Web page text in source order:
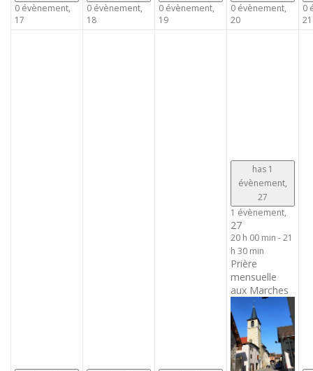
0 évènement,
17
0 évènement,
18
0 évènement,
19
0 évènement,
20
0
21
has 1
évènement,
27
1 évènement,
27
20 h 00 min -21
h 30 min
Prière
mensuelle
aux Marches